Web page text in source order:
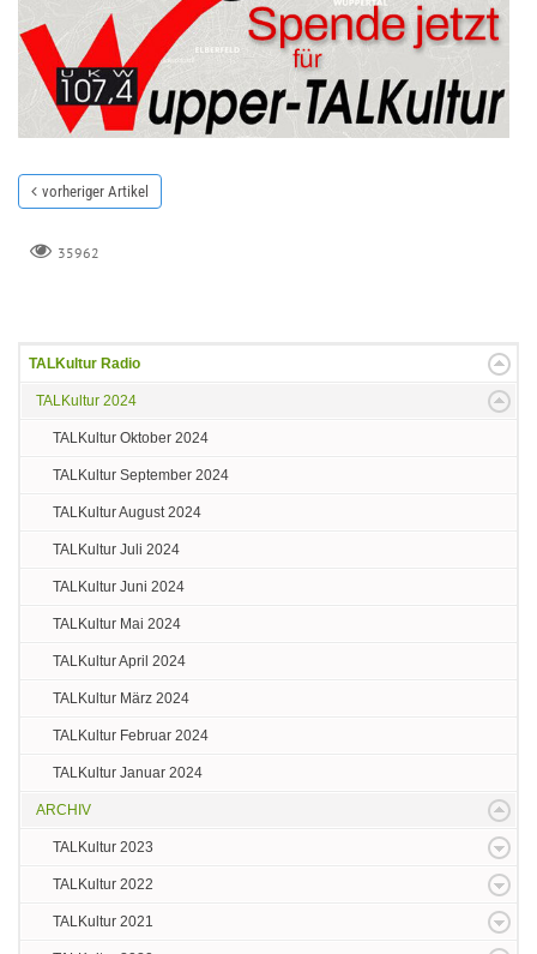
vorheriger Artikel
35962
TALKultur Radio
TALKultur 2024
TALKultur Oktober 2024
TALKultur September 2024
TALKultur August 2024
TALKultur Juli 2024
TALKultur Juni 2024
TALKultur Mai 2024
TALKultur April 2024
TALKultur März 2024
TALKultur Februar 2024
TALKultur Januar 2024
ARCHIV
TALKultur 2023
TALKultur 2022
TALKultur 2021